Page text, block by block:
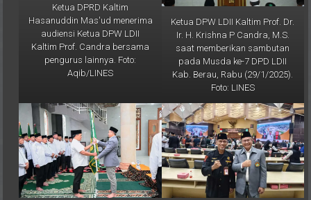
Hasanuddin Mas'ud menerima
audiensi Ketua DPW LDII
Kaltim Prof. Candra bersama
pengurus lainnya. Foto:
Aqib/LINES
Ketua DPW LDII Kaltim Prof. Dr.
Ir. H. Krishna P Candra, M.S.
saat memberikan sambutan
pada Musda ke-7 DPD LDII
Kab. Berau, Rabu (29/1/2025).
Foto: LINES